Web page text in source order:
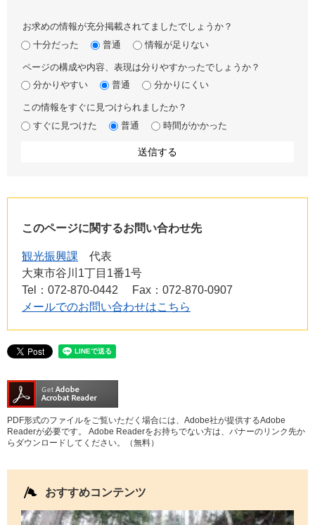
お求めの情報が充分掲載されてましたでしょうか？
十分だった
普通 情報が足りない
ページの構成や内容、表現は分りやすかったでしょうか？
分かりやすい
普通 分かりにくい
この情報をすぐに見つけられましたか？
すぐに見つけた
普通 時間がかかった
このページに関するお問い合わせ先
観光振興課
代表
大東市谷川1丁目1番1号
Tel：072-870-0442
Fax：072-870-0907
メールでのお問い合わせはこちら
PDF形式のファイルをご覧いただく場合には、Adobe社が提供するAdobe
Readerが必要です。
Adobe Readerをお持ちでない方は、バナーのリンク先か
らダウンロードしてください。（無料）
おすすめコンテンツ